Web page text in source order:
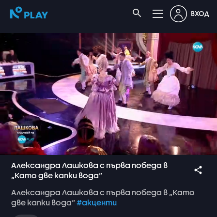
ВХОД
Александра Лашкова с първа победа в
„Като две капки вода“
Александра Лашкова с първа победа в „Като
две капки вода“#акценти